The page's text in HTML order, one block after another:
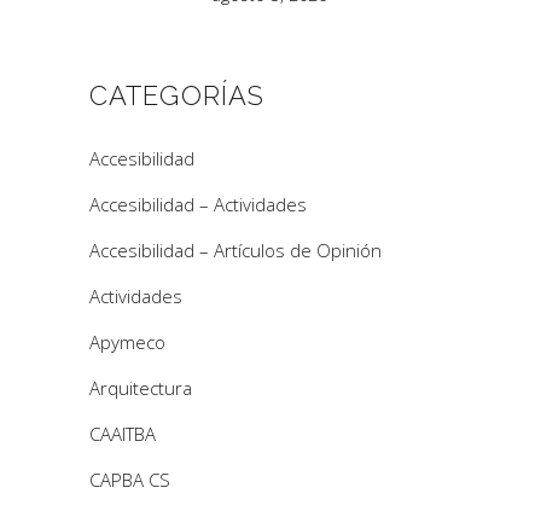
CATEGORÍAS
Accesibilidad
Accesibilidad – Actividades
Accesibilidad – Artículos de Opinión
Actividades
Apymeco
Arquitectura
CAAITBA
CAPBA CS